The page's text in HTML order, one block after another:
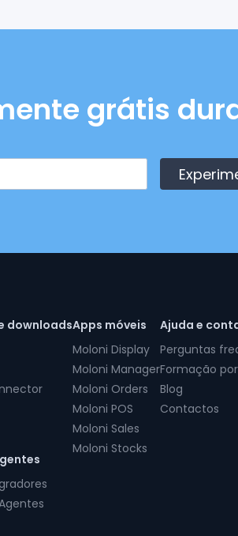
grátis
downloadsApps móveis
Moloni Display
Moloni Manager
Moloni Orders
Moloni POS
Moloni Sales
Moloni Stocks
Ajuda e
Perguntas
Formação
Blog
Contactos